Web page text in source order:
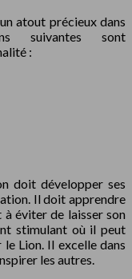
atout précieux dans
suivantes sont
:
doit développer ses
Il doit apprendre
à éviter de laisser son
stimulant où il peut
Lion. Il excelle dans
les autres.